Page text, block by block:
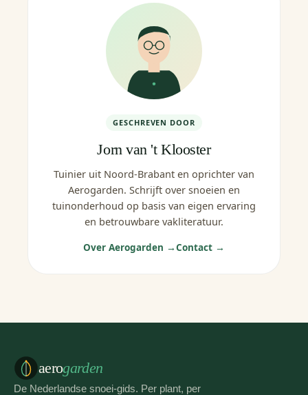
GESCHREVEN DOOR
Jorn van 't Klooster
Tuinier uit Noord-Brabant en oprichter van
Aerogarden. Schrijft over snoeien en
tuinonderhoud op basis van eigen ervaring
en betrouwbare vakliteratuur.
Over Aerogarden →Contact →
aerogarden
De Nederlandse snoei-gids. Per plant, per